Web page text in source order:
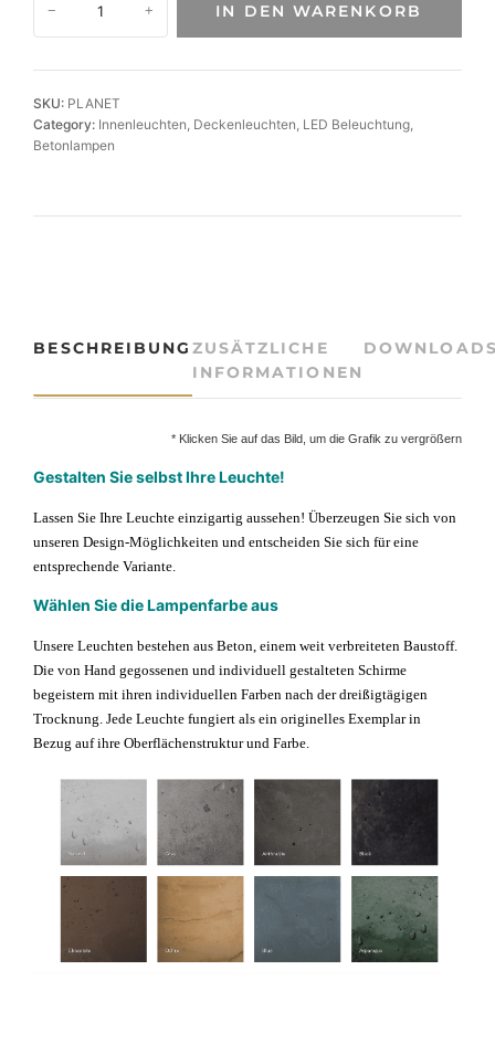
o
-
D
k
L
a
e
t
M
e
n
− + IN DEN WARENKORB
SKU: PLANET
Category: Innenleuchten Deckenleuchten LED Beleuchtung
Betonlampen
BESCHREIBUNG ZUSÄTZLICHE
INFORMATIONEN
* Klicken Sie auf das Bild, um die Grafik zu vergrößern
Gestalten Sie selbst Ihre Leuchte!
Lassen Sie Ihre Leuchte einzigartig aussehen!Überzeugen Sie sich von
unseren Design-Möglichkeiten und entscheiden Sie sich für eine
entsprechende Variante.
Wählen Sie die Lampenfarbe aus
Unsere Leuchten bestehen aus Beton, einem weit verbreiteten Baustoff.
Die von Hand gegossenen und individuell gestalteten Schirme
begeistern mit ihren individuellen Farben nach der dreißigtägigen
Trocknung. Jede Leuchte fungiert als ein originelles Exemplar in
Bezug auf ihre Oberflächenstruktur und Farbe.